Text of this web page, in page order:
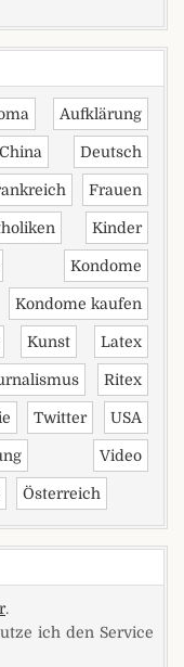
Aufklärung
China Deutsch
Frauen
Kinder
Kondome
Kondome kaufen
Kunst Latex
Ritex
Twitter USA
Video
Österreich
.
ich den Service